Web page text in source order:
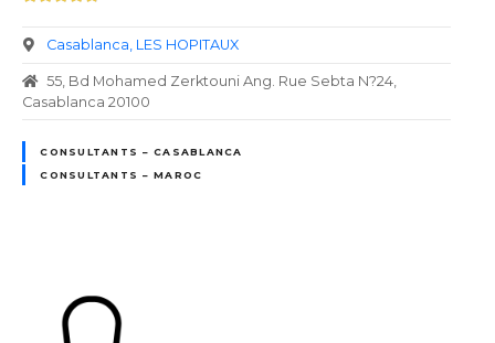
Casablanca LES HOPITAUX
55, Bd Mohamed Zerktouni Ang. Rue Sebta N?24,
Casablanca 20100
CONSULTANTS – CASABLANCA
CONSULTANTS – MAROC